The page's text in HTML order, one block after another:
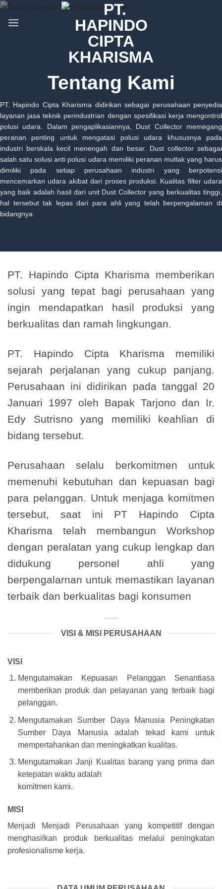
Skip
Tentang Kami
PT. Hapindo Cipta Kharisma didirikan sebagai perusahaan penyedia
layanan jasa teknik perindustrian dengan spesifikasi kerja mengontrol
polusi udara. Dalam pengaplikasiannya, Dust Collector memegang
peranan penting untuk mengatasi polusi udara khususnya pada
industri berskala kecil menengah dan besar. Dust collector sebagai
salah satu solusi anti polusi udara memiliki peranan mutlak yang harus
dimiliki pada setiap perusahaan industri yang berpotensi
mencemarkan udara akibat dari proses produksi. Kualitas filter udara
yang baik adalah hasil dari unit Dust Collector yang berkualitas tinggi,
hal tersebut tak lepas dari para ahli yang telah berpengalaman di
bidangnya
PT. Hapindo Cipta Kharisma memberikan
solusi yang tepat bagi perusahaan yang
ingin mendapatkan hasil produksi yang
berkualitas dan ramah lingkungan.
PT. Hapindo Cipta Kharisma memiliki
sejarah perjalanan yang cukup panjang.
Perusahaan ini didirikan pada tanggal 20
Januari 1997 oleh Bapak Tarjono dan Ir.
Edy Sutrisno yang memiliki keahlian di
bidang tersebut.
Perusahaan selalu berkomitmen untuk
memenuhi kebutuhan dan kepuasan bagi
para pelanggan. Untuk menjaga komitmen
tersebut, saat ini PT Hapindo Cipta
Kharisma telah membangun Workshop
dengan peralatan yang cukup lengkap dan
didukung personel ahli yang
berpengalarnan untuk memastikan layanan
terbaik dan berkualitas bagi konsumen
VISI & MISI PERUSAHAAN
VISI
Mengutamakan Kepuasan Pelanggan Senantiasa
memberikan produk dan pelayanan yang terbaik bagi
pelanggan.
Mengutamakan Sumber Daya Manusia Peningkatan
Sumber Daya Manusia adalah tekad kami untuk
mempertahankan dan meningkatkan kualitas.
Mengutamakan Janji Kualitas barang yang prima dan
ketepatan waktu adalah
komitmen kami.
MISI
Menjadi Menjadi Perusahaan yang kompetitif dengan
menghasilkan produk berkualitas melalui peningkatan
profesionalisme kerja.